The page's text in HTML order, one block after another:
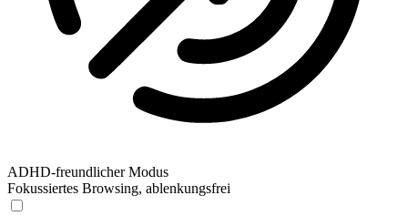
ADHD-freundlicher Modus
Fokussiertes Browsing, ablenkungsfrei